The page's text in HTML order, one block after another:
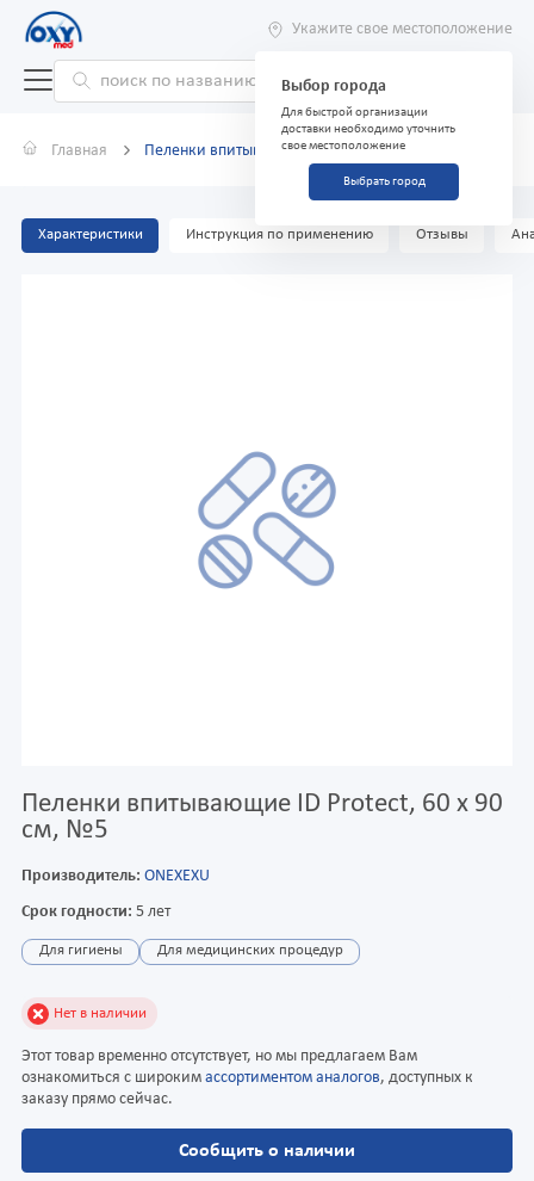
Укажите свое местоположение
Выбор города
Для быстрой организации
доставки необходимо уточнить
свое местоположение
Выбрать город
Главная Пеленки впитывающие ID Protect, 60 х 90 см, №5
Характеристики Инструкция по применению Отзывы
Пеленки впитывающие ID Protect, 60 х 90
см, №5
Производитель: ONEXEXU
Срок годности: 5 лет
Для гигиены Для медицинских процедур
Нет в наличии
Этот товар временно отсутствует, но мы предлагаем Вам
ознакомиться с широким ассортиментом аналогов, доступных к
заказу прямо сейчас.
Сообщить о наличии